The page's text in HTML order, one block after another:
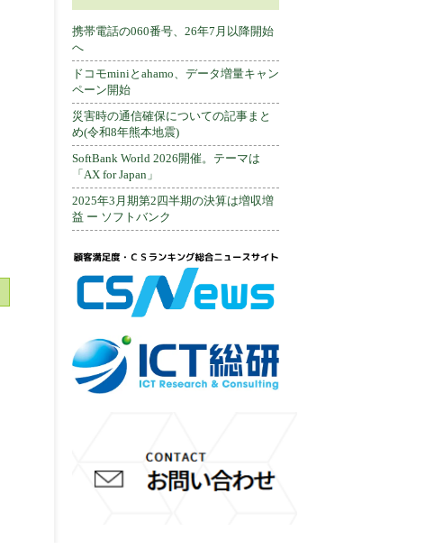
携帯電話の060番号、26年7月以降開始
へ
ドコモminiとahamo、データ増量キャン
ペーン開始
災害時の通信確保についての記事まと
め(令和8年熊本地震)
SoftBank World 2026開催。テーマは
「AX for Japan」
2025年3月期第2四半期の決算は増収増
益 ー ソフトバンク